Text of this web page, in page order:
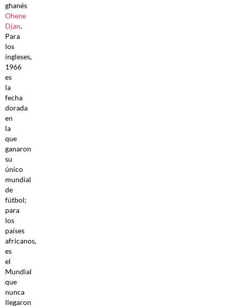
ghanés
Ohene
Djan.
Para
los
ingleses,
1966
es
la
fecha
dorada
en
la
que
ganaron
su
único
mundial
de
fútbol;
para
los
países
africanos,
es
el
Mundial
que
nunca
llegaron